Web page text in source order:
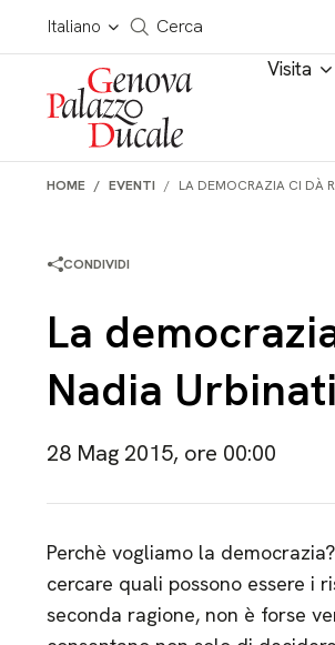
Salta al contenuto
Italiano
Cerca in tutto il sito
Cerca
Visita
HOME EVENTI LA DEMOCRAZIA CI DÀ
CONDIVIDI
La
Nadia Urbinati
28 Mag 2015, ore 00:00
Perchè vogliamo la
cercare quali possono essere i
seconda ragione, non è forse